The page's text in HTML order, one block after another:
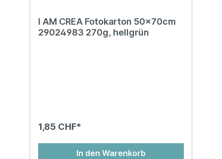
I AM CREA Fotokarton 50x70cm
29024983 270g, hellgrün
1,85 CHF*
In den Warenkorb